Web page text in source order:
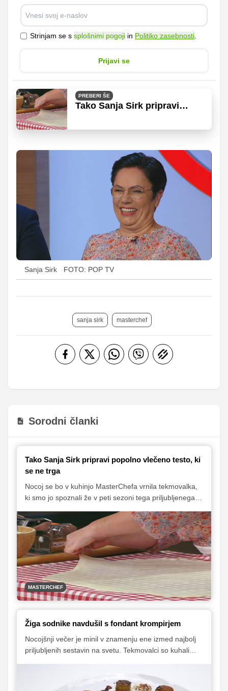
Strinjam se s splošnimi pogoji in Politiko zasebnosti
Prijavi se
PREBERI ŠE
Tako Sanja Sirk pripravi
Sanja Sirk FOTO: POP TV
sanja sirk masterchef
Sorodni članki
Tako Sanja Sirk pripravi popolno vlečeno testo, ki
se ne trga
Nocoj se bo v kuhinjo MasterChefa vrnila tekmovalka,
ki smo jo spoznali že v peti sezoni tega priljubljenega
s svojo domačo kuho in poznavanjem tradicionalnih
receptov, letošnje tekmovalce pa bo naučila pripraviti tri
različne vrste testa. Na koncu se bo preizkusila tudi v
vlogi sodnice.
MASTERCHEF
Žiga sodnike navdušil s fondant krompirjem
Nocojšnji večer je minil v znamenju ene izmed najbolj
priljubljenih sestavin na svetu. Tekmovalci so kuhali
namreč razkrila svoje skrivnosti pri pripravi slastnega